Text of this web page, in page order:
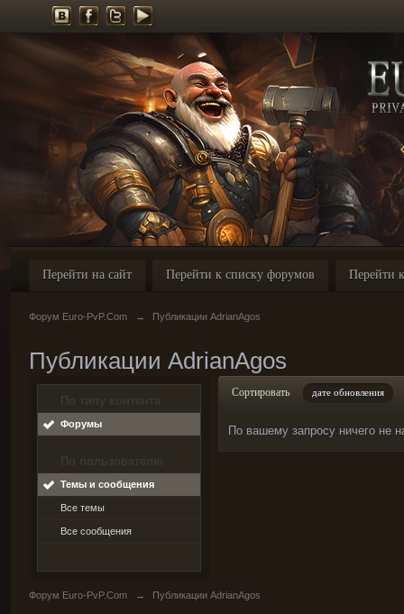
Перейти на сайт Перейти к списку форумов Перейти
Форум Euro-PvP.Com → Публикации AdrianAgos
Публикации AdrianAgos
По типу контента
Форумы
По пользователю
Темы и сообщения
Все темы
Все сообщения
Сортировать дате обновления
По вашему запросу ничего не
Форум Euro-PvP.Com → Публикации AdrianAgos